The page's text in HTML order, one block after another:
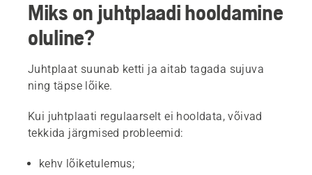
Miks on juhtplaadi hooldamine
oluline?
Juhtplaat suunab ketti ja aitab tagada sujuva
ning täpse lõike.
Kui juhtplaati regulaarselt ei hooldata, võivad
tekkida järgmised probleemid:
kehv lõiketulemus;